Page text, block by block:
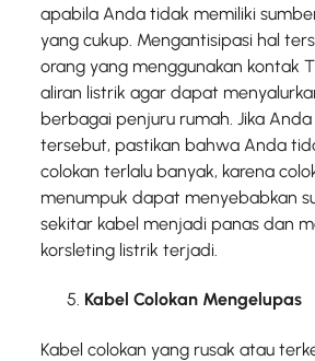
apabila Anda tidak memiliki
yang cukup. Mengantisipasi hal
orang yang menggunakan kontak
aliran listrik agar dapat
berbagai penjuru rumah. Jika
tersebut, pastikan bahwa Anda
colokan terlalu banyak, karena
menumpuk dapat menyebabkan
sekitar kabel menjadi panas dan
korsleting listrik terjadi.
Kabel Colokan Mengelupas
Kabel colokan yang rusak atau